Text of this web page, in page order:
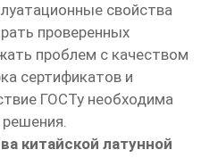
свойства
проверенных
проблем с качеством
сертификатов и
ГОСТу необходима
решения.
китайской латунной